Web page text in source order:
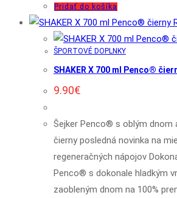
Pridať do košíka
ŠPORTOVÉ DOPLNKY
SHAKER X 700 ml Penco®
9.90€
Šejker Penco® s oblým dnom
čierny posledná novinka na
regeneračných nápojov
Penco® s dokonale hladkým
zaobleným dnom na 100%